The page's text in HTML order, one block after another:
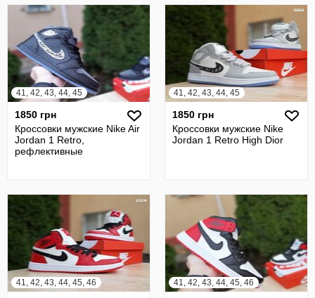
41, 42, 43, 44, 45
1850 грн
Кроссовки мужские Nike Air
Jordan 1 Retro,
рефлективные
41, 42, 43, 44, 45
1850 грн
Кроссовки мужские Nike
Jordan 1 Retro High Dior
41, 42, 43, 44, 45, 46 41, 42, 43, 44, 45, 46